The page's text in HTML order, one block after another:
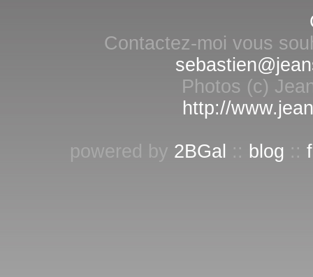
Contactez-moi vous
Photos (c)
http://
powered by 2BGal :: blog ::